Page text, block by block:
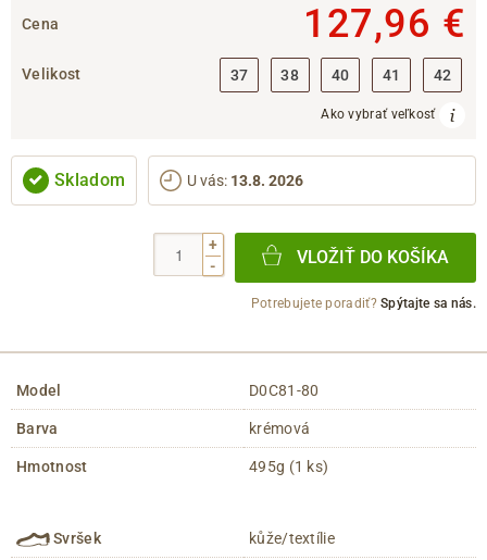
Cena 127,96 €
Velikost 37 38 40 41 42
Ako vybrať veľkosť
Skladom U vás: 13.8. 2026
+
-
VLOŽIŤ DO KOŠÍKA
Potrebujete poradiť?Spýtajte sa nás.
Model D0C81-80
Barva krémová
Hmotnost 495g (1 ks)
Svršek kůže/textílie